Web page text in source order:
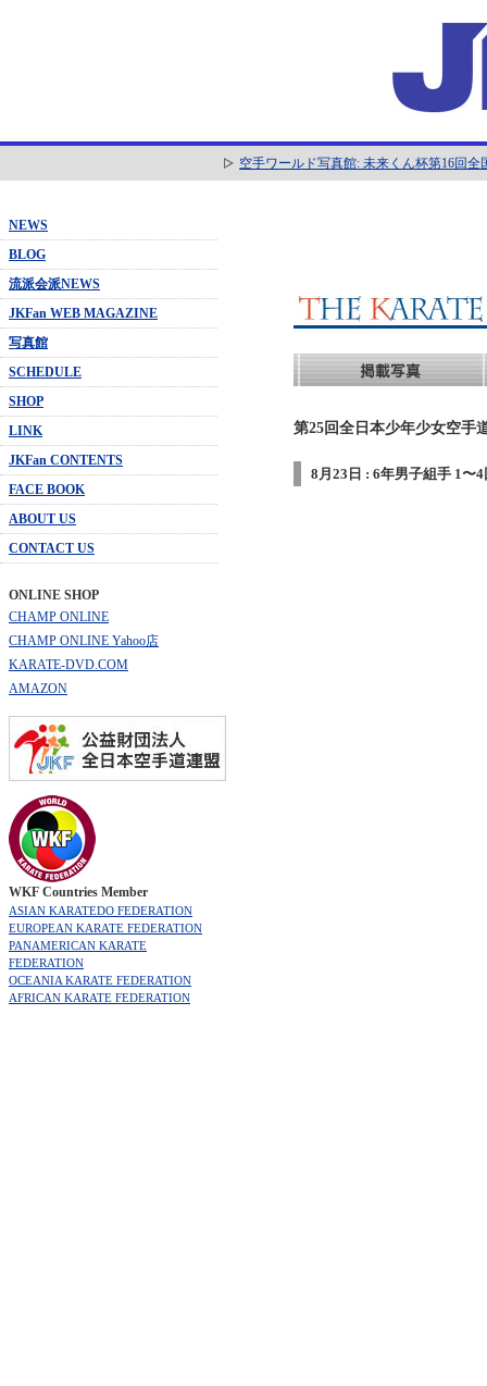
空手ワールド写真館: 未来くん杯第16回
NEWS
BLOG
流派会派NEWS
JKFan WEB MAGAZINE
写真館
SCHEDULE
SHOP
LINK
JKFan CONTENTS
FACE BOOK
ABOUT US
CONTACT US
ONLINE SHOP
CHAMP ONLINE
CHAMP ONLINE Yahoo店
KARATE-DVD.COM
AMAZON
WKF Countries Member
ASIAN KARATEDO FEDERATION
EUROPEAN KARATE FEDERATION
PANAMERICAN KARATE
FEDERATION
OCEANIA KARATE FEDERATION
AFRICAN KARATE FEDERATION
第25回全日本少年少女空手
8月23日 : 6年男子組手 1〜